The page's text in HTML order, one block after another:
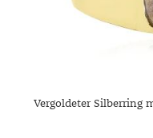
Vergoldeter Silberring